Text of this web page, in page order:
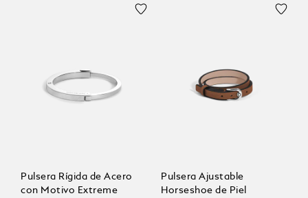
Pulsera Rígida de Acero
con Motivo Extreme
Pulsera Ajustable
Horseshoe de Piel